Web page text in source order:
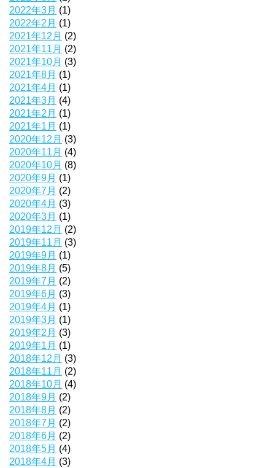
2022年3月 (1)
2022年2月 (1)
2021年12月 (2)
2021年11月 (2)
2021年10月 (3)
2021年8月 (1)
2021年4月 (1)
2021年3月 (4)
2021年2月 (1)
2021年1月 (1)
2020年12月 (3)
2020年11月 (4)
2020年10月 (8)
2020年9月 (1)
2020年7月 (2)
2020年4月 (3)
2020年3月 (1)
2019年12月 (2)
2019年11月 (3)
2019年9月 (1)
2019年8月 (5)
2019年7月 (2)
2019年6月 (3)
2019年4月 (1)
2019年3月 (1)
2019年2月 (3)
2019年1月 (1)
2018年12月 (3)
2018年11月 (2)
2018年10月 (4)
2018年9月 (2)
2018年8月 (2)
2018年7月 (2)
2018年6月 (2)
2018年5月 (4)
2018年4月 (3)